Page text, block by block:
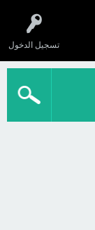
تسجيل الدخول